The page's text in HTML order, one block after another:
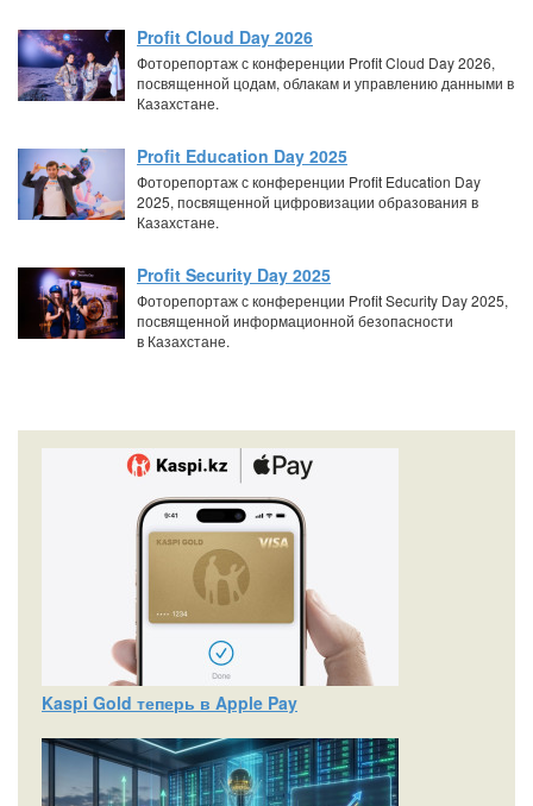
Profit Cloud Day 2026
Фоторепортаж с конференции Profit Cloud Day 2026,
посвященной цодам, облакам и управлению данными в
Казахстане.
Profit Education Day 2025
Фоторепортаж с конференции Profit Education Day
2025, посвященной цифровизации образования в
Казахстане.
Profit Security Day 2025
Фоторепортаж с конференции Profit Security Day 2025,
посвященной информационной безопасности
в Казахстане.
Kaspi Gold теперь в Apple Pay